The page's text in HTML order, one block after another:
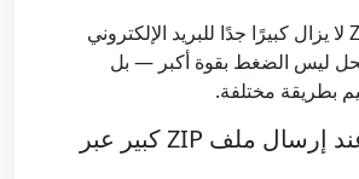
إذا كان ملف ZIP لا يزال كبيرًا جدًا للبريد الإلكتروني
ليس الضغط بقوة أكبر — بل
بطريقة مختلفة.
ماذا يحدث عند إرسال ملف ZIP كبير عبر